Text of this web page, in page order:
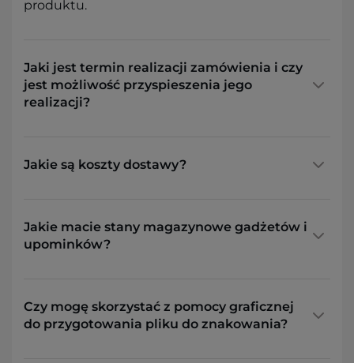
produktu.
Jaki jest termin realizacji zamówienia i czy
jest możliwość przyspieszenia jego
realizacji?
Jakie są koszty dostawy?
Jakie macie stany magazynowe gadżetów i
upominków?
Czy mogę skorzystać z pomocy graficznej
do przygotowania pliku do znakowania?